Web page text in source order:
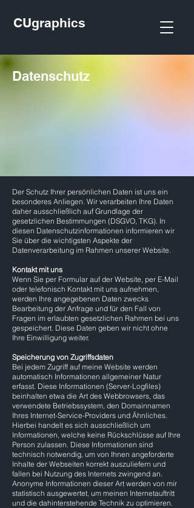
CUgraphics
Datenschutz
Der Schutz Ihrer persönlichen Daten ist uns ein
besonderes Anliegen. Wir verarbeiten Ihre Daten
daher ausschließlich auf Grundlage der
gesetzlichen Bestimmungen (DSGVO, TKG). In
diesen Datenschutzinformationen informieren wir
Sie über die wichtigsten Aspekte der
Datenverarbeitung im Rahmen unserer Website.
Kontakt mit uns
Wenn Sie per Formular auf der Website, per E-Mail
oder telefonisch Kontakt mit uns aufnehmen,
werden Ihre angegebenen Daten zwecks
Bearbeitung der Anfrage und für den Fall von
Fragen im erlaubten gesetzlichen Rahmen bei uns
gespeichert. Diese Daten geben wir nicht ohne
Ihre Einwilligung weiter.
Speicherung von Zugriffsdaten
Bei jedem Zugriff auf meine Website werden
automatisch Informationen allgemeiner Natur
erfasst. Diese Informationen (Server-Logfiles)
beinhalten etwa die Art des Webbrowsers, das
verwendete Betriebssystem, den Domainnamen
Ihres Internet-Service-Providers und Ähnliches.
Hierbei handelt es sich ausschließlich um
Informationen, welche keine Rückschlüsse auf Ihre
Person zulassen. Diese Informationen sind
technisch notwendig, um von Ihnen angeforderte
Inhalte der Webseiten korrekt auszuliefern und
fallen bei Nutzung des Internets zwingend an.
Anonyme Informationen dieser Art werden von mir
statistisch ausgewertet, um meinen Internetauftritt
und die dahinterstehende Technik zu optimieren.